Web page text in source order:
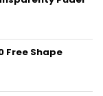
Free Shape